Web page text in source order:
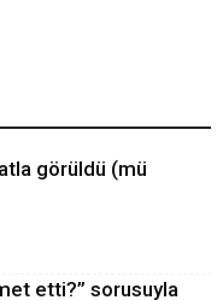
görüldü (mü
etti?” sorusuyla